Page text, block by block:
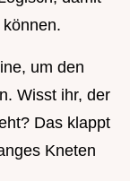
können.
um den
Wisst ihr, der
Das klappt
Kneten